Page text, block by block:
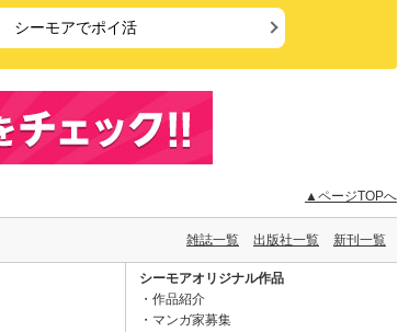
シーモアでポイ活
▲ページTOPへ
雑誌一覧 出版社一覧 新刊一覧
シーモアオリジナル作品
作品紹介
マンガ家募集